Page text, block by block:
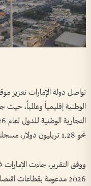
تواصل دولة الإمارات تعزيز
نحو 1.28 تريليون دولار، مسجلة نمواً بنسبة 5% مقارنة بالعام الماضي.
ووفق التقرير، جاءت
2026 مدعومة بقطاعات